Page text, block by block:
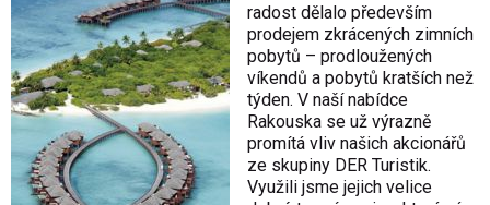
radost dělalo především
prodejem zkrácených zimních
pobytů – prodloužených
víkendů a pobytů kratších než
týden. V naší nabídce
Rakouska se už výrazně
promítá vliv našich akcionářů
ze skupiny DER Turistik.
Využili jsme jejich velice